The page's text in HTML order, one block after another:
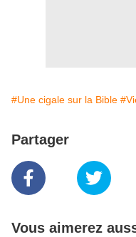
#Une cigale sur la Bible
Partager
Vous aimerez